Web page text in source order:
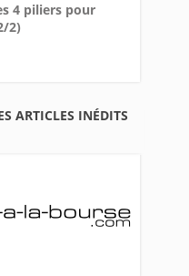
4 piliers pour
2)
ARTICLES INÉDITS